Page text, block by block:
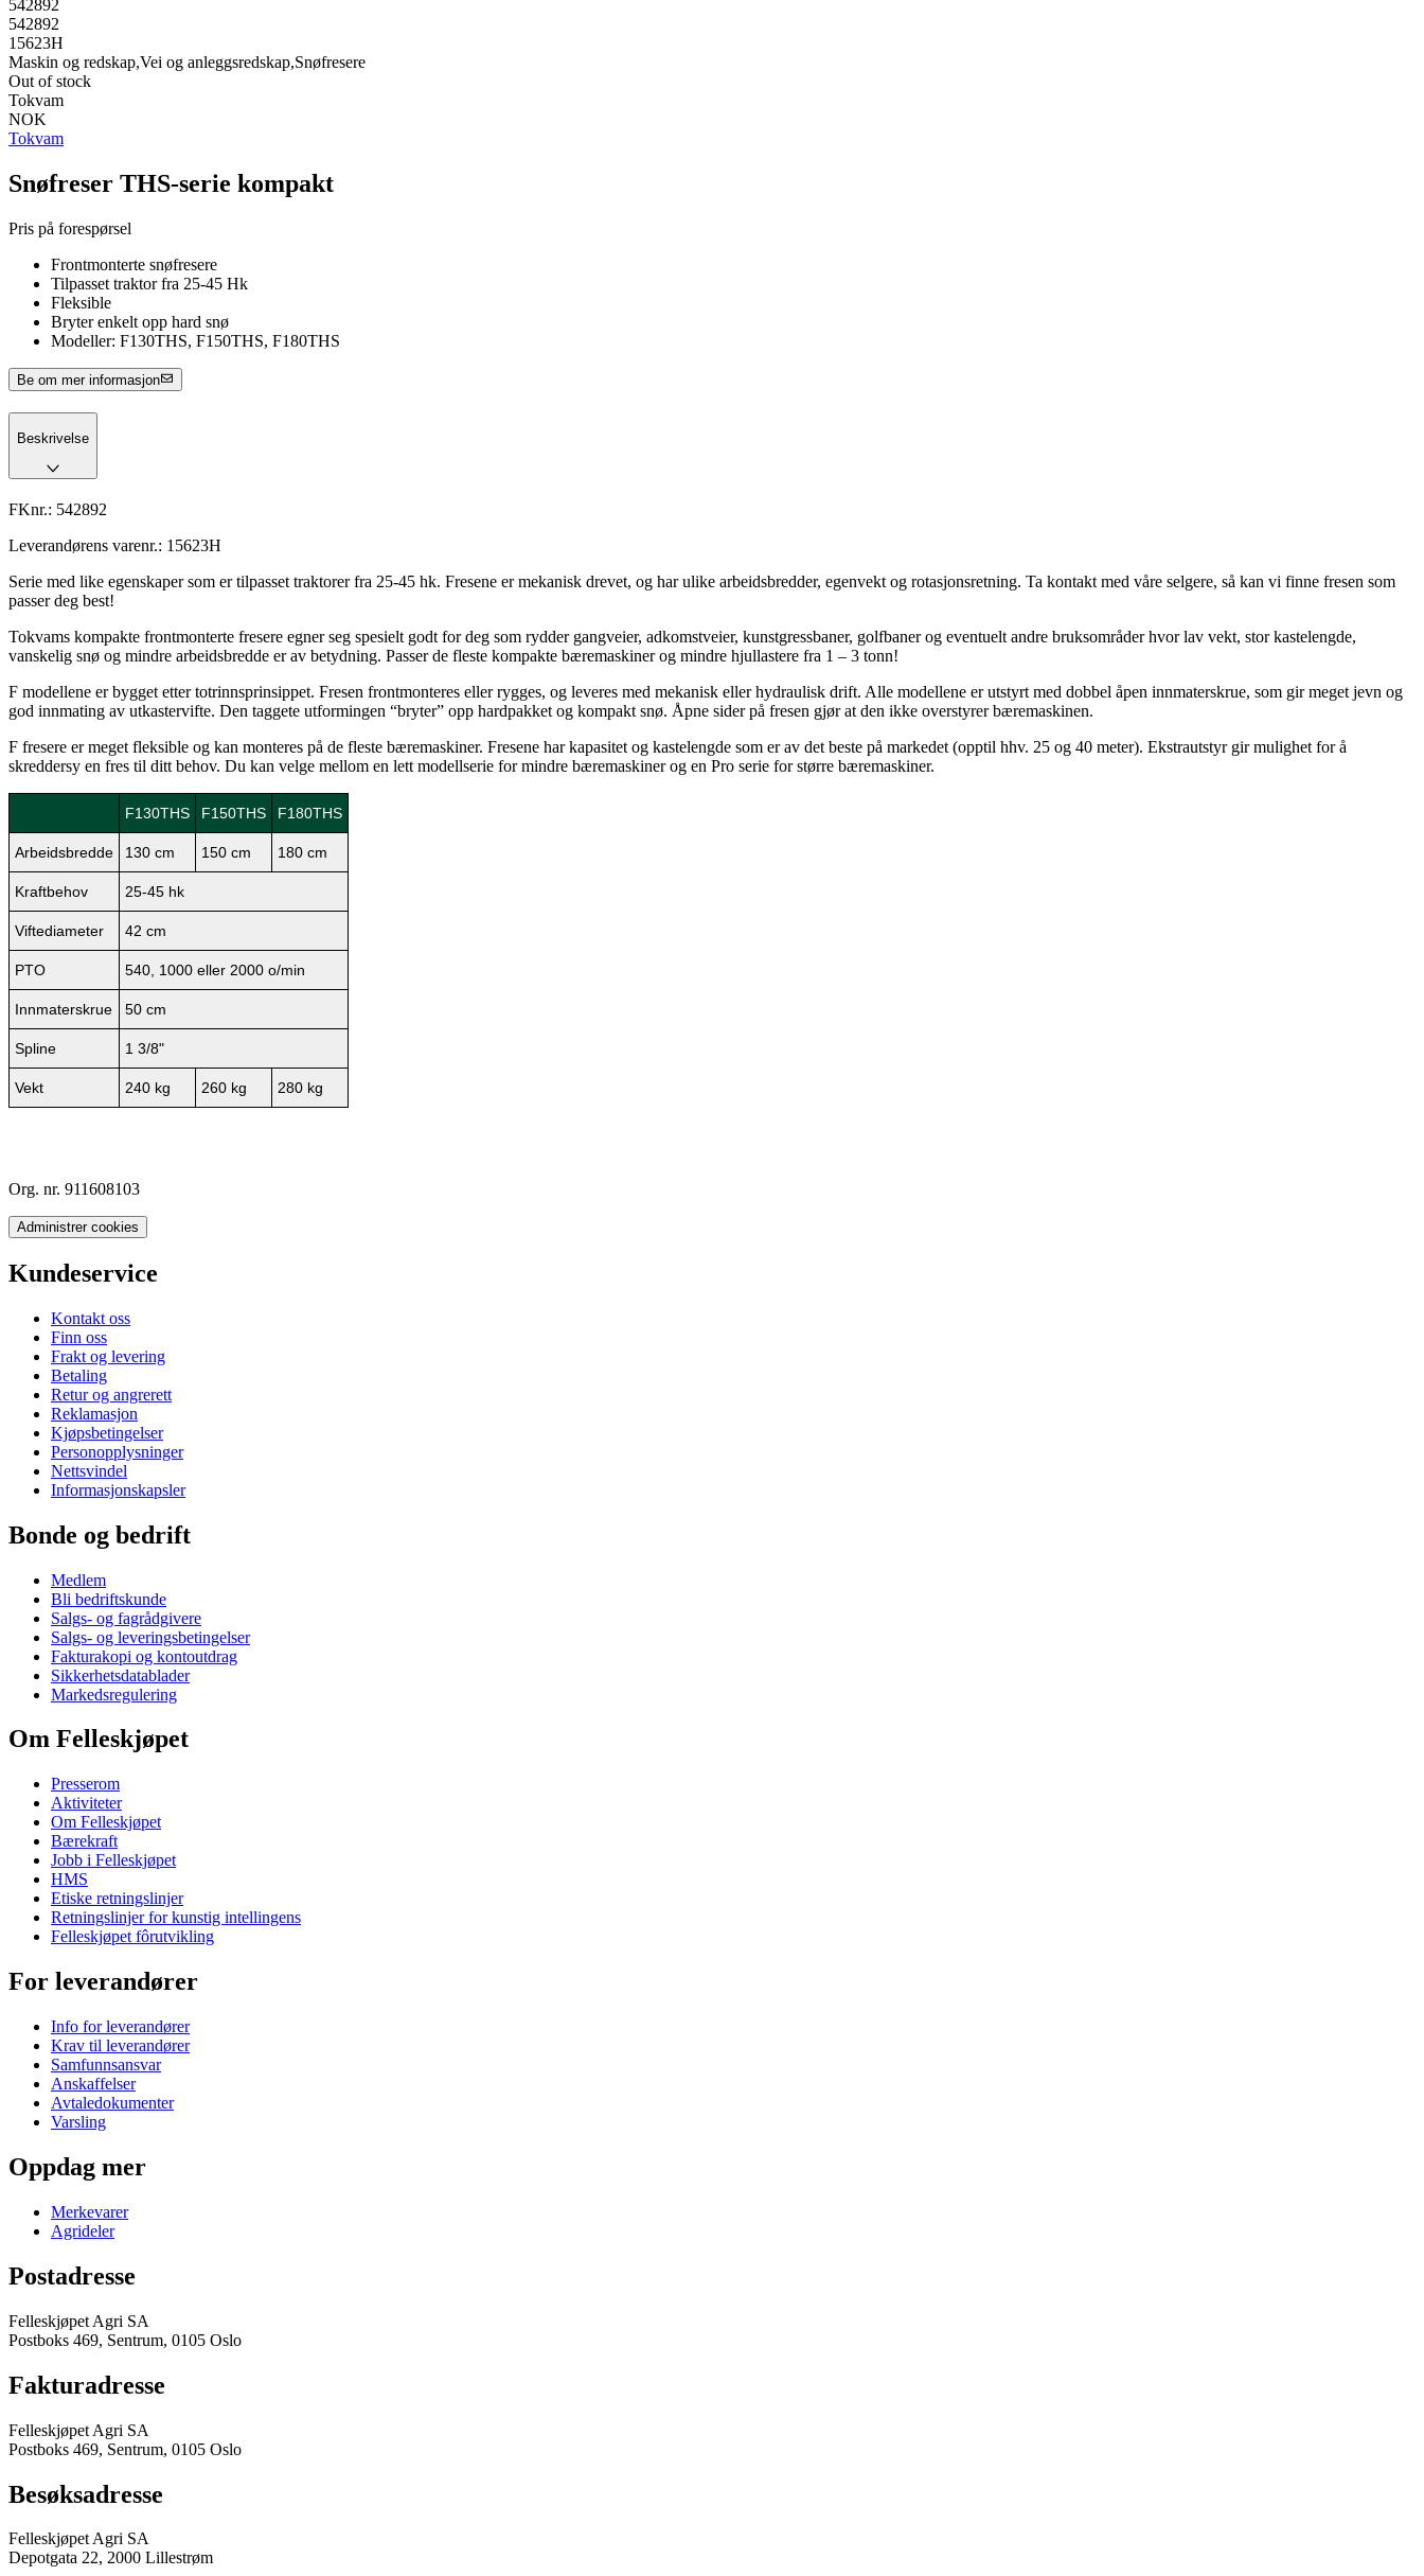
542892
542892
15623H
Maskin og redskap,Vei og anleggsredskap,Snøfresere
Out of stock
Tokvam
NOK
Tokvam
Snøfreser THS-serie kompakt
Pris på forespørsel
Frontmonterte snøfresere
Tilpasset traktor fra 25-45 Hk
Fleksible
Bryter enkelt opp hard snø
Modeller: F130THS, F150THS, F180THS
Be om mer informasjon
Beskrivelse
FKnr.: 542892
Leverandørens varenr.: 15623H
Serie med like egenskaper som er tilpasset traktorer fra 25-45 hk. Fresene er mekanisk drevet, og har ulike arbeidsbredder, egenvekt og rotasjonsretning. Ta kontakt med våre selgere, så kan vi finne fresen som
passer deg best!
Tokvams kompakte frontmonterte fresere egner seg spesielt godt for deg som rydder gangveier, adkomstveier, kunstgressbaner, golfbaner og eventuelt andre bruksområder hvor lav vekt, stor kastelengde,
vanskelig snø og mindre arbeidsbredde er av betydning. Passer de fleste kompakte bæremaskiner og mindre hjullastere fra 1 – 3 tonn!
F modellene er bygget etter totrinnsprinsippet. Fresen frontmonteres eller rygges, og leveres med mekanisk eller hydraulisk drift. Alle modellene er utstyrt med dobbel åpen innmaterskrue, som gir meget jevn og
god innmating av utkastervifte. Den taggete utformingen “bryter” opp hardpakket og kompakt snø. Åpne sider på fresen gjør at den ikke overstyrer bæremaskinen.
F fresere er meget fleksible og kan monteres på de fleste bæremaskiner. Fresene har kapasitet og kastelengde som er av det beste på markedet (opptil hhv. 25 og 40 meter). Ekstrautstyr gir mulighet for å
skreddersy en fres til ditt behov. Du kan velge mellom en lett modellserie for mindre bæremaskiner og en Pro serie for større bæremaskiner.
F130THS F150THS F180THS
Arbeidsbredde 130 cm 150 cm 180 cm
Kraftbehov 25-45 hk
Viftediameter 42 cm
PTO 540, 1000 eller 2000 o/min
Innmaterskrue 50 cm
Spline 1 3/8"
Vekt 240 kg 260 kg 280 kg
Org. nr. 911608103
Administrer cookies
Kundeservice
Kontakt oss
Finn oss
Frakt og levering
Betaling
Retur og angrerett
Reklamasjon
Kjøpsbetingelser
Personopplysninger
Nettsvindel
Informasjonskapsler
Bonde og bedrift
Medlem
Bli bedriftskunde
Salgs- og fagrådgivere
Salgs- og leveringsbetingelser
Fakturakopi og kontoutdrag
Sikkerhetsdatablader
Markedsregulering
Om Felleskjøpet
Presserom
Aktiviteter
Om Felleskjøpet
Bærekraft
Jobb i Felleskjøpet
HMS
Etiske retningslinjer
Retningslinjer for kunstig intellingens
Felleskjøpet fôrutvikling
For leverandører
Info for leverandører
Krav til leverandører
Samfunnsansvar
Anskaffelser
Avtaledokumenter
Varsling
Oppdag mer
Merkevarer
Agrideler
Postadresse
Felleskjøpet Agri SA
Postboks 469, Sentrum, 0105 Oslo
Fakturadresse
Felleskjøpet Agri SA
Postboks 469, Sentrum, 0105 Oslo
Besøksadresse
Felleskjøpet Agri SA
Depotgata 22, 2000 Lillestrøm